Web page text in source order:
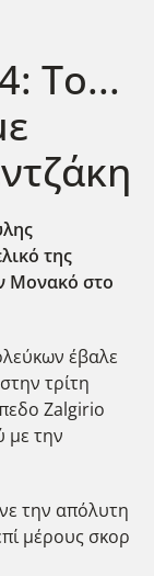
Το...
της
Μονακό στο
έβαλε
τρίτη
Zalgirio
με την
την απόλυτη
μέρους σκορ